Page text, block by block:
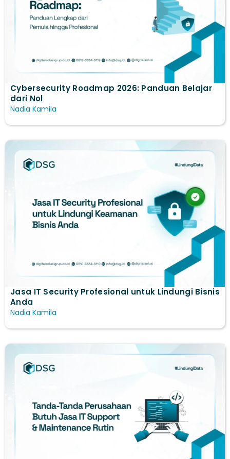
Cybersecurity Roadmap 2026: Panduan Belajar
dari Nol
Nadia Kamila
Jasa IT Security Profesional untuk Lindungi Bisnis
Anda
Nadia Kamila